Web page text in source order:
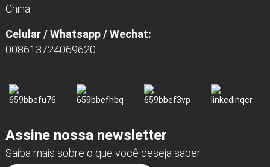
China
Celular / Whatsapp / Wechat:
008613724069620
Assine nossa newsletter
Saiba mais sobre o que você deseja saber.